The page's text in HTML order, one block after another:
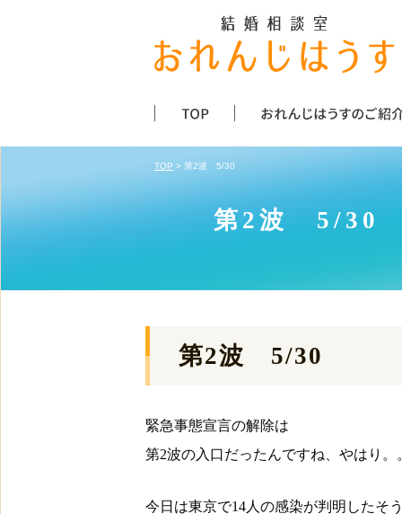
TOP > 第2波 5/30
第2波 5/30
第2波 5/30
緊急事態宣言の解除は
第2波の入口だったんですね、やはり。
今日は東京で14人の感染が判明したそ